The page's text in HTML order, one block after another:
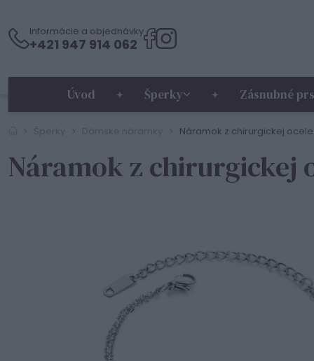
Informácie a objednávky
+421 947 914 062
Úvod Šperky Zásnubné
Náramok z chirurgickej ocele
Náramok z chirurgickej